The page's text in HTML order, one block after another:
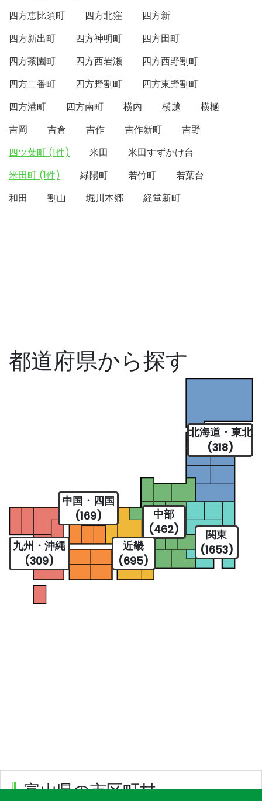
四方恵比須町
四方北窪
四方新
四方新出町
四方神明町
四方田町
四方茶園町
四方西岩瀬
四方西野割町
四方二番町
四方野割町
四方東野割町
四方港町
四方南町 横内 横越
横樋
吉岡
吉倉 吉作 吉作新町
吉野
四ツ葉町 (1件)
米田
米田すずかけ台
米田町 (1件)
緑陽町 若竹町
若葉台
和田
割山 堀川本郷 経堂新町
都道府県から探す
北海道・東北
(318)
関東
(1653)
中部
(462)
近畿
(695)
中国・四国
(169)
九州・沖縄
(309)
富山県の市区町村